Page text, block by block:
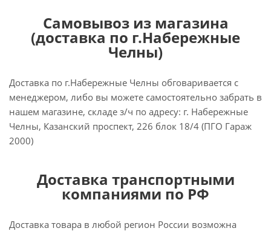
Самовывоз из магазина
(доставка по г.Набережные
Челны)
Доставка по г.Набережные Челны обговаривается с
менеджером, либо вы можете самостоятельно забрать в
нашем магазине, складе з/ч по адресу: г. Набережные
Челны, Казанский проспект, 226 блок 18/4 (ПГО Гараж
2000)
Доставка транспортными
компаниями по РФ
Доставка товара в любой регион России возможна